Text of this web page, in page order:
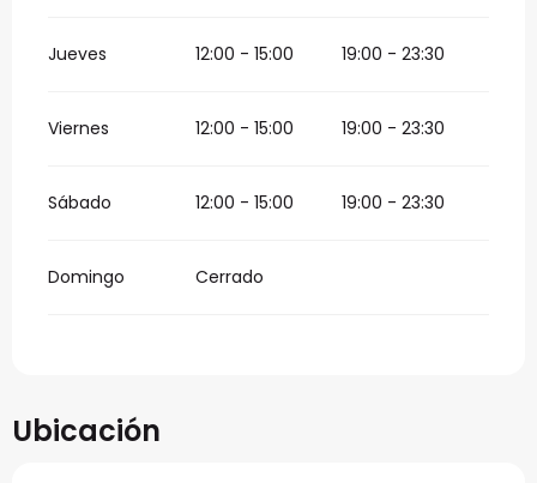
Jueves 12:00 - 15:00 19:00 - 23:30
Viernes 12:00 - 15:00 19:00 - 23:30
Sábado 12:00 - 15:00 19:00 - 23:30
Domingo Cerrado
Ubicación